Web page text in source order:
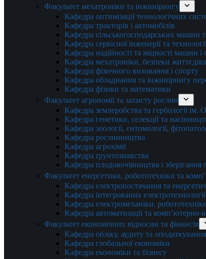
Факультет мехатроніки та інжинірингу
Кафедра оптимізації технологічних
Кафедра тракторів і автомобілів
Кафедра сільськогосподарських машин
Кафедра cервісної інженерії та
Кафедра надійності та міцності машин
Кафедра мехатроніки, безпеки
Кафедра фізичного виховання і спорту
Кафедра обладнання та інжинірингу
Кафедра фізики та математики
Факультет агрономії та захисту рослин
Кафедра землеробства та гербології
Кафедра генетики, селекції та
Кафедра зоології, ентомології,
Кафедра рослинництва
Кафедра агрохімії
Кафедра ґрунтознавства
Кафедра плодовочівництва і зберігання
Факультет енергетики, робототехніки та
Кафедра електропостачання та
Кафедра інтегрованих
Кафедра електромеханіки,
Кафедра автоматизації та комп’ютерно-
Факультет економічних відносин та фінансів
Кафедра обліку, аудиту та оподаткування
Кафедра глобальної економіки
Кафедра економіки та бізнесу